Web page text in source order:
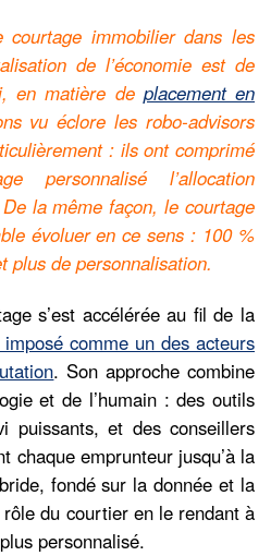
courtage immobilier dans les
de l’économie est de
en matière de placement en
vu éclore les robo-advisors
: ils ont comprimé
personnalisé l’allocation
la même façon, le courtage
évoluer en ce sens : 100 %
plus de personnalisation.
s’est accélérée au fil de la
imposé comme un des acteurs
. Son approche combine
et de l’humain : des outils
puissants, et des conseillers
chaque emprunteur jusqu’à la
fondé sur la donnée et la
du courtier en le rendant à
personnalisé.